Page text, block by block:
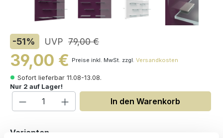
-51% UVP 79,00 €
39,00 € Preise inkl. MwSt. zzgl. Versandkosten
Sofort lieferbar 11.08-13.08.
Nur 2 auf Lager!
Produkt Anzahl: Gib den
In den Warenkorb
Varianten